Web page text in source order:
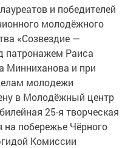
и победителей
молодёжного
«Созвездие —
патронажем Раиса
Минниханова и при
молодежи
в Молодёжный центр
25-я творческая
побережье Чёрного
Комиссии